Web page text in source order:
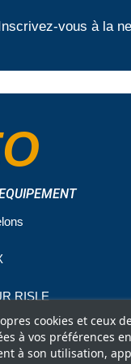
vous à la
RISLE
cookies et ceux
à vos préférences
à son utilisation,